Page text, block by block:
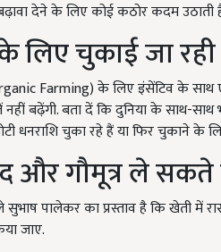
देने के लिए कोई कठोर कदम उठाती
लिए चुकाई जा
Farming) के लिए इंसेंटिव के
बढ़ेंगी. बता दें कि दुनिया के साथ-
धनराशि चुका रहे हैं या फिर चुकाने के
और गौमूत्र ले
पालेकर का प्रस्ताव है कि खेती में
जाए.